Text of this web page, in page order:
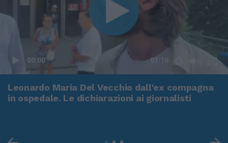
00:00 01:16
Leonardo Maria Del Vecchio dall'ex compagna
in ospedale. Le dichiarazioni ai giornalisti